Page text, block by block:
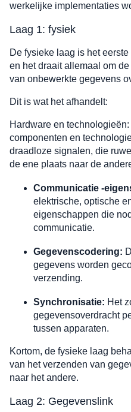
werkelijke implementaties
Laag 1: fysiek
De fysieke laag is het
en het draait allemaal om
van onbewerkte gegevens
Dit is wat het afhandelt:
Hardware en
componenten en
draadloze signalen, die
de ene plaats naar de
Communicatie -
elektrische, optische
eigenschappen die
communicatie.
Gegevenscodering:
gegevens worden
verzending.
Synchronisatie: Het
gegevensoverdracht
tussen apparaten.
Kortom, de fysieke laag
van het verzenden van
naar het andere.
Laag 2: Gegevenslink